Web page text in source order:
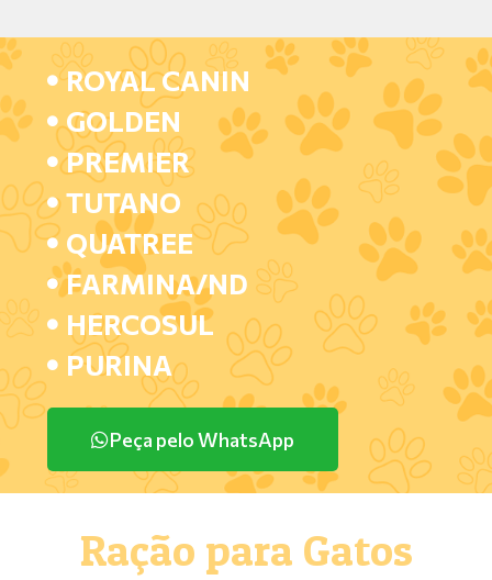
ROYAL CANIN
GOLDEN
PREMIER
TUTANO
QUATREE
FARMINA/ND
HERCOSUL
PURINA
Peça pelo WhatsApp
Ração para Gatos